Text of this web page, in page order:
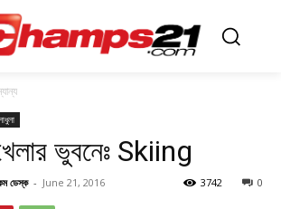
ভুবনেঃ Skiing
ডেস্ক - June 21, 2016 0
3742